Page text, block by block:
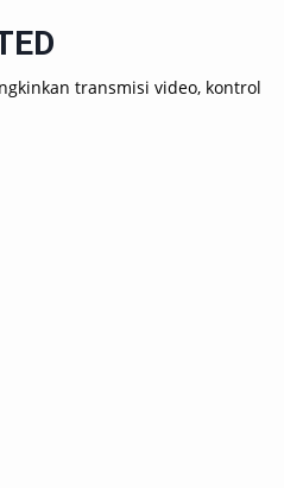
transmisi video, kontrol